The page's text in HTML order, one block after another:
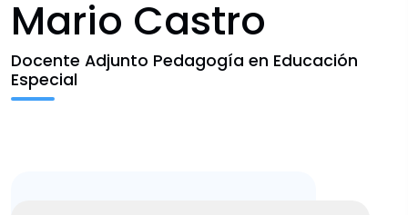
Escritura y Aprendizaje
Mario Castro
Docente Adjunto Pedagogía en Educación
Especial